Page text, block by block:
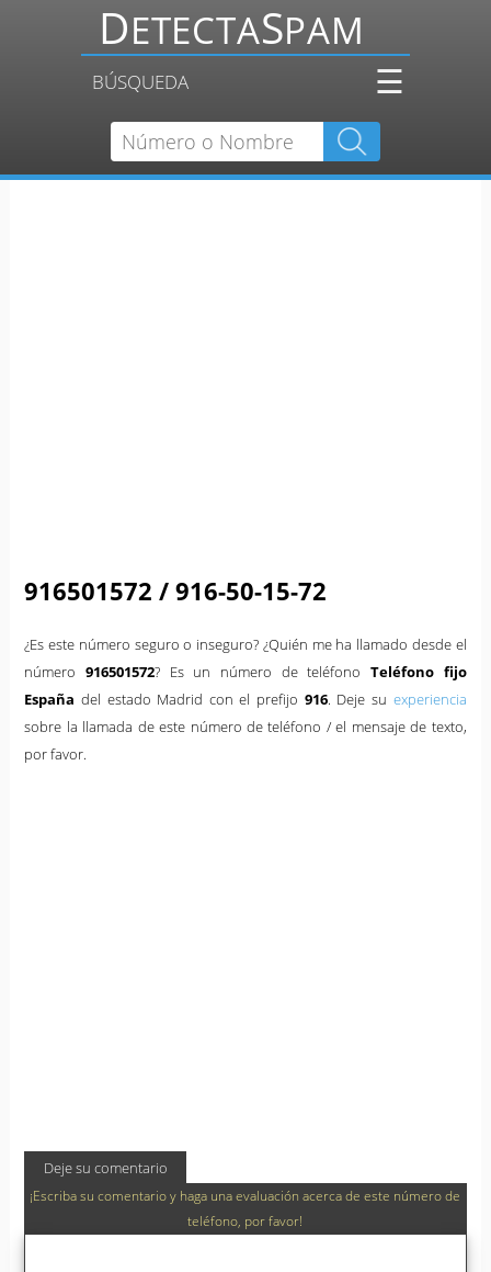
BÚSQUEDA ☰
916501572 / 916-50-15-72
¿Es este número seguro o inseguro? ¿Quién me ha llamado desde el
número916501572? Es un número de teléfono Teléfono fijo
España del estado Madrid con el prefijo 916. Deje su experiencia
sobre la llamada de este número de teléfono / el mensaje de texto,
por favor.
Deje su comentario
¡Escriba su comentario y haga una evaluación acerca de este número de
teléfono, por favor!